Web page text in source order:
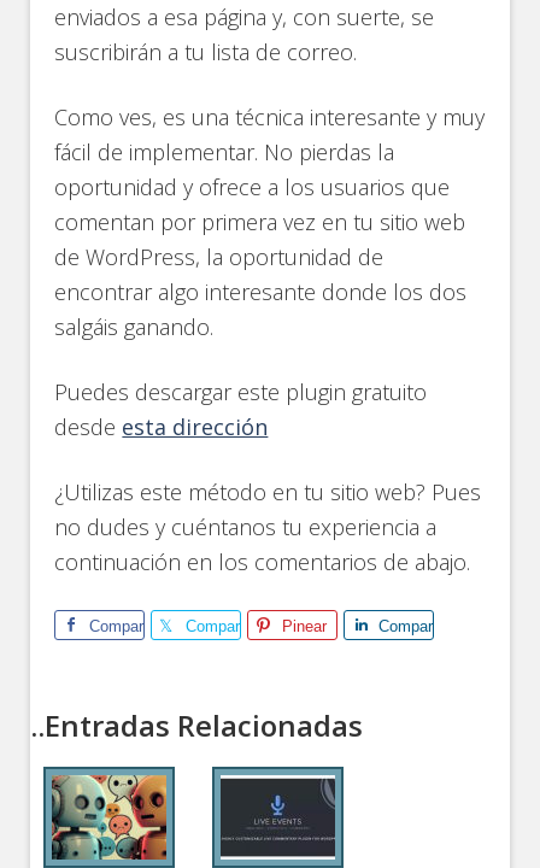
enviados a esa página y, con suerte, se
suscribirán a tu lista de correo.
Como ves, es una técnica interesante y muy
fácil de implementar. No pierdas la
oportunidad y ofrece a los usuarios que
comentan por primera vez en tu sitio web
de WordPress, la oportunidad de
encontrar algo interesante donde los dos
salgáis ganando.
Puedes descargar este plugin gratuito
desde esta dirección
¿Utilizas este método en tu sitio web? Pues
no dudes y cuéntanos tu experiencia a
continuación en los comentarios de abajo.
Comparte Comparte Pinear Comparte
..Entradas Relacionadas